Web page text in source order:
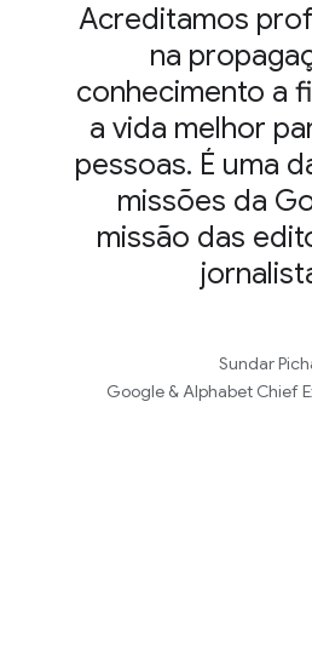
Acreditamos
na
conhecimento a
a vida melhor
pessoas. É uma
missões da
missão das
Sundar
Google & Alphabet Chief